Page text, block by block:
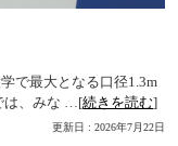
で最大となる口径1.3m
は、みな …[続きを読む]
更新日 : 2026年7月22日